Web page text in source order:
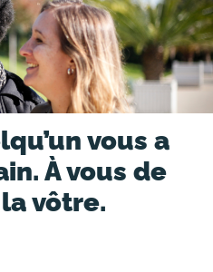
vous a
À vous de
vôtre.